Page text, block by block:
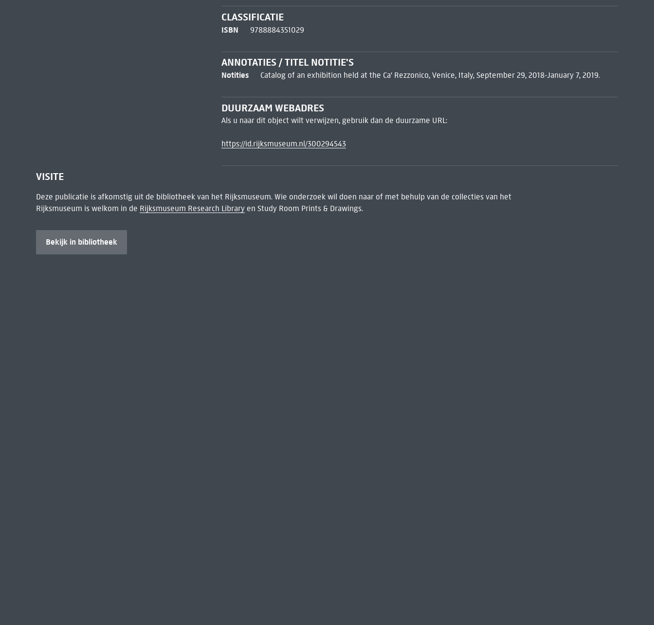
CLASSIFICATIE
ISBN 9788884351029
ANNOTATIES / TITEL NOTITIE'S
Notities Catalog of an exhibition held at the Ca' Rezzonico, Venice, Italy, September 29, 2018-January 7, 2019.
DUURZAAM WEBADRES
Als u naar dit object wilt verwijzen, gebruik dan de duurzame URL:
https://id.rijksmuseum.nl/300294543
VISITE
Deze publicatie is afkomstig uit de bibliotheek van het Rijksmuseum. Wie onderzoek wil doen naar of met behulp van de collecties van het
Rijksmuseum is welkom in de Rijksmuseum Research Libraryen Study Room Prints & Drawings.
Bekijk in bibliotheek